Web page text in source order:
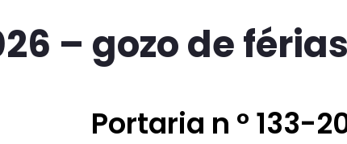
– gozo de férias
Portaria n ° 133-